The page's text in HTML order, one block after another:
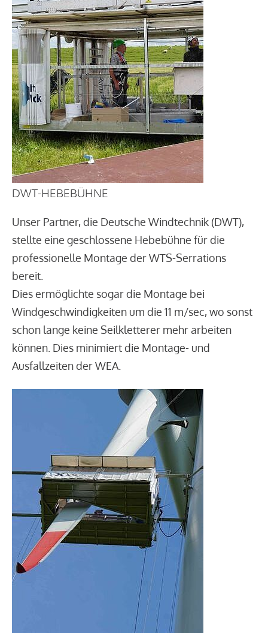
DWT-HEBEBÜHNE
Unser Partner, die Deutsche Windtechnik (DWT),
stellte eine geschlossene Hebebühne für die
professionelle Montage der WTS-Serrations
bereit.
Dies ermöglichte sogar die Montage bei
Windgeschwindigkeiten um die 11 m/sec, wo sonst
schon lange keine Seilkletterer mehr arbeiten
können. Dies minimiert die Montage- und
Ausfallzeiten der WEA.